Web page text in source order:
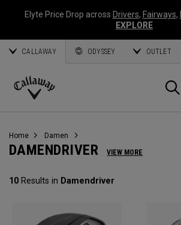
Elyte Price Drop across Drivers, Fairways,
EXPLORE
CALLAWAY ODYSSEY OUTLET
Callaway
Home Damen
DAMENDRIVER VIEW MORE
10 Results in Damendriver